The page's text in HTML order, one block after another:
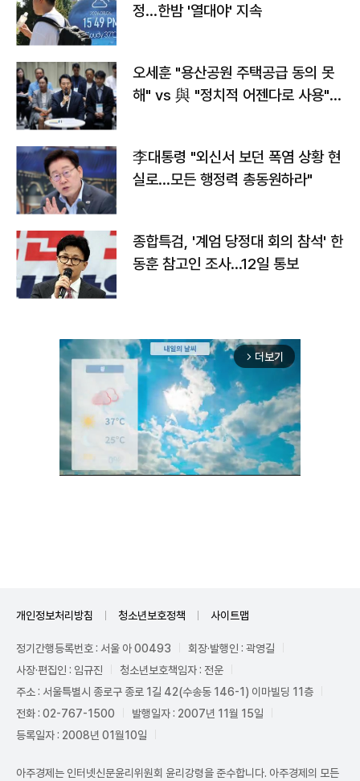
정…한밤 '열대야' 지속
오세훈 "용산공원 주택공급 동의 못
해" vs 與 "정치적 어젠다로 사용"
李대통령 "외신서 보던 폭염 상황 현
실로…모든 행정력 총동원하라"
종합특검, '계엄 당정대 회의 참석' 한
동훈 참고인 조사...12일 통보
arrow_forward_ios 더보기
개인정보처리방침 청소년보호정책 사이트맵
정기간행등록번호 : 서울 아 00493
회장·발행인 : 곽영길
사장·편집인 : 임규진
청소년보호책임자 : 전운
주소 : 서울특별시 종로구 종로 1길 42(수송동 146-1) 이마빌딩 11층
전화 : 02-767-1500
발행일자 : 2007년 11월 15일
등록일자 : 2008년 01월10일
아주경제는 인터넷신문윤리위원회 윤리강령을 준수합니다. 아주경제의 모든